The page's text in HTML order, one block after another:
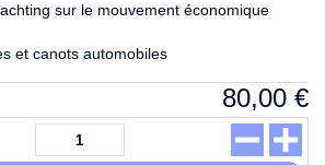
sur le mouvement économique
et canots automobiles
80,00 €